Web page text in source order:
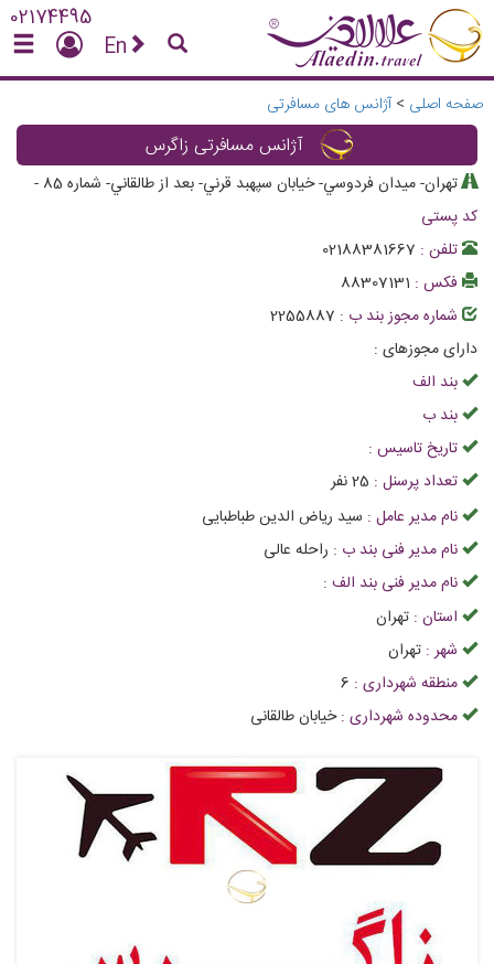
02174495
En
صفحه اصلی > آژانس های مسافرتی
آژانس مسافرتی زاگرس
تهران- ميدان فردوسي- خيابان سپهبد قرني- بعد از طالقاني- شماره 85
-
کد پستی
تلفن : 02188381667
فکس : 88307131
شماره مجوز بند ب : 2255887
دارای مجوزهای :
بند الف
بند ب
تاریخ تاسیس :
تعداد پرسنل : 25نفر
نام مدیر عامل : سید ریاض الدین طباطبایی
نام مدیر فنی بند ب : راحله عالی
نام مدیر فنی بند الف :
استان : تهران
شهر : تهران
منطقه شهرداری : 6
محدوده شهرداری : خیابان طالقانی